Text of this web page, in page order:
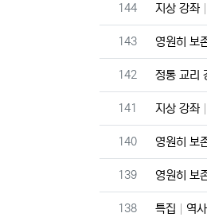
번호
144 지상 강좌
번호
143 영원히 보
번호
142 정통 교리
번호
141 지상 강좌
번호
140 영원히 보
번호
139 영원히 보
번호
138 특집 역